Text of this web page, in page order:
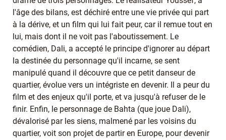
l'âge des bilans, est déchiré entre une vie privée qui part
à la dérive, et un film qui lui fait peur, car il remue tout en
lui, mais dont il ne voit pas l'aboutissement. Le
comédien, Dali, a accepté le principe d'ignorer au départ
la destinée du personnage qu'il incarne, se sent
manipulé quand il découvre que ce petit danseur de
quartier, évolue vers un intégriste en devenir. Il a peur du
film et des enjeux qu'il porte, et va jusqu'à refuser de le
finir. Enfin, le personnage de Bahta (que joue Dali),
dévalorisé par les siens, malmené par les voisins du
quartier, voit son projet de partir en Europe, pour devenir